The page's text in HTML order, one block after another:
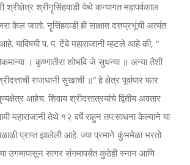
श्रीनॄसिंहवाडी येथे कन्यागत महापर्वकाल
केल जातो. नॄसिंहवाडी ही साक्षात दत्तप्रभूंची अत्यंत
याविषयी प. प. टेंबे महाराजानी म्हटले आहे की, “
। कृष्णातीरा शोभवि जे सुधन्या ॥ अन्या तैशी
राजधानी सुखाची ॥” हे क्षेत्र पूर्वापार फार
आहेच. शिवाय श्रीदत्तात्रयांचे द्वितीय अवतार
महाराजांनी तेथे १२ वर्षे राहुन तप:साधना केल्याने या
प्राप्त झालेली आहे. ज्या प्रमाने कुंभमेळा भरतो
उगमापासून सागर संगमापर्य़ंत कुठेही स्नान आणि